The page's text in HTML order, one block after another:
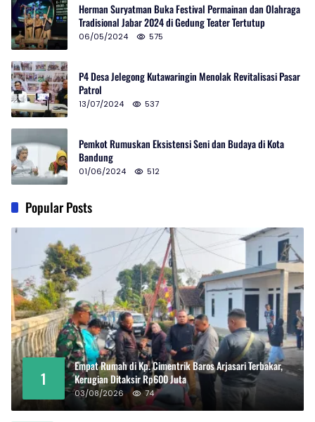
Herman Suryatman Buka Festival Permainan dan Olahraga
Tradisional Jabar 2024 di Gedung Teater Tertutup
06/05/2024 575
P4 Desa Jelegong Kutawaringin Menolak Revitalisasi Pasar
Patrol
13/07/2024 537
Pemkot Rumuskan Eksistensi Seni dan Budaya di Kota
Bandung
01/06/2024 512
Popular Posts
1
Empat Rumah di Kp. Cimentrik Baros Arjasari Terbakar,
Kerugian Ditaksir Rp600 Juta
03/08/2026 74